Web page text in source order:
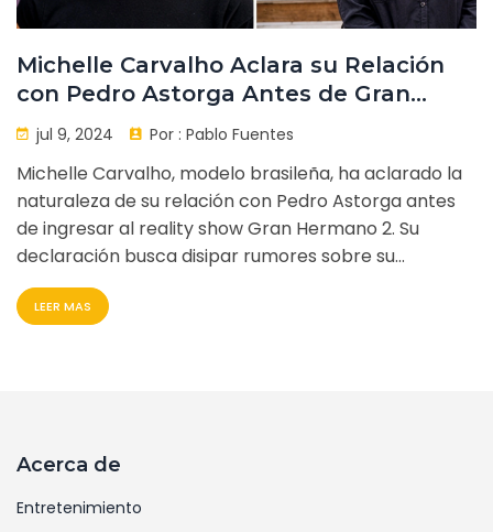
Michelle Carvalho Aclara su Relación
con Pedro Astorga Antes de Gran
Hermano 2
jul 9, 2024 Por : Pablo Fuentes
Michelle Carvalho, modelo brasileña, ha aclarado la
naturaleza de su relación con Pedro Astorga antes
de ingresar al reality show Gran Hermano 2. Su
declaración busca disipar rumores sobre su
romance, ante la curiosidad de los fans, justo antes
de participar en la nueva temporada del popular
LEER MAS
Acerca de
Entretenimiento